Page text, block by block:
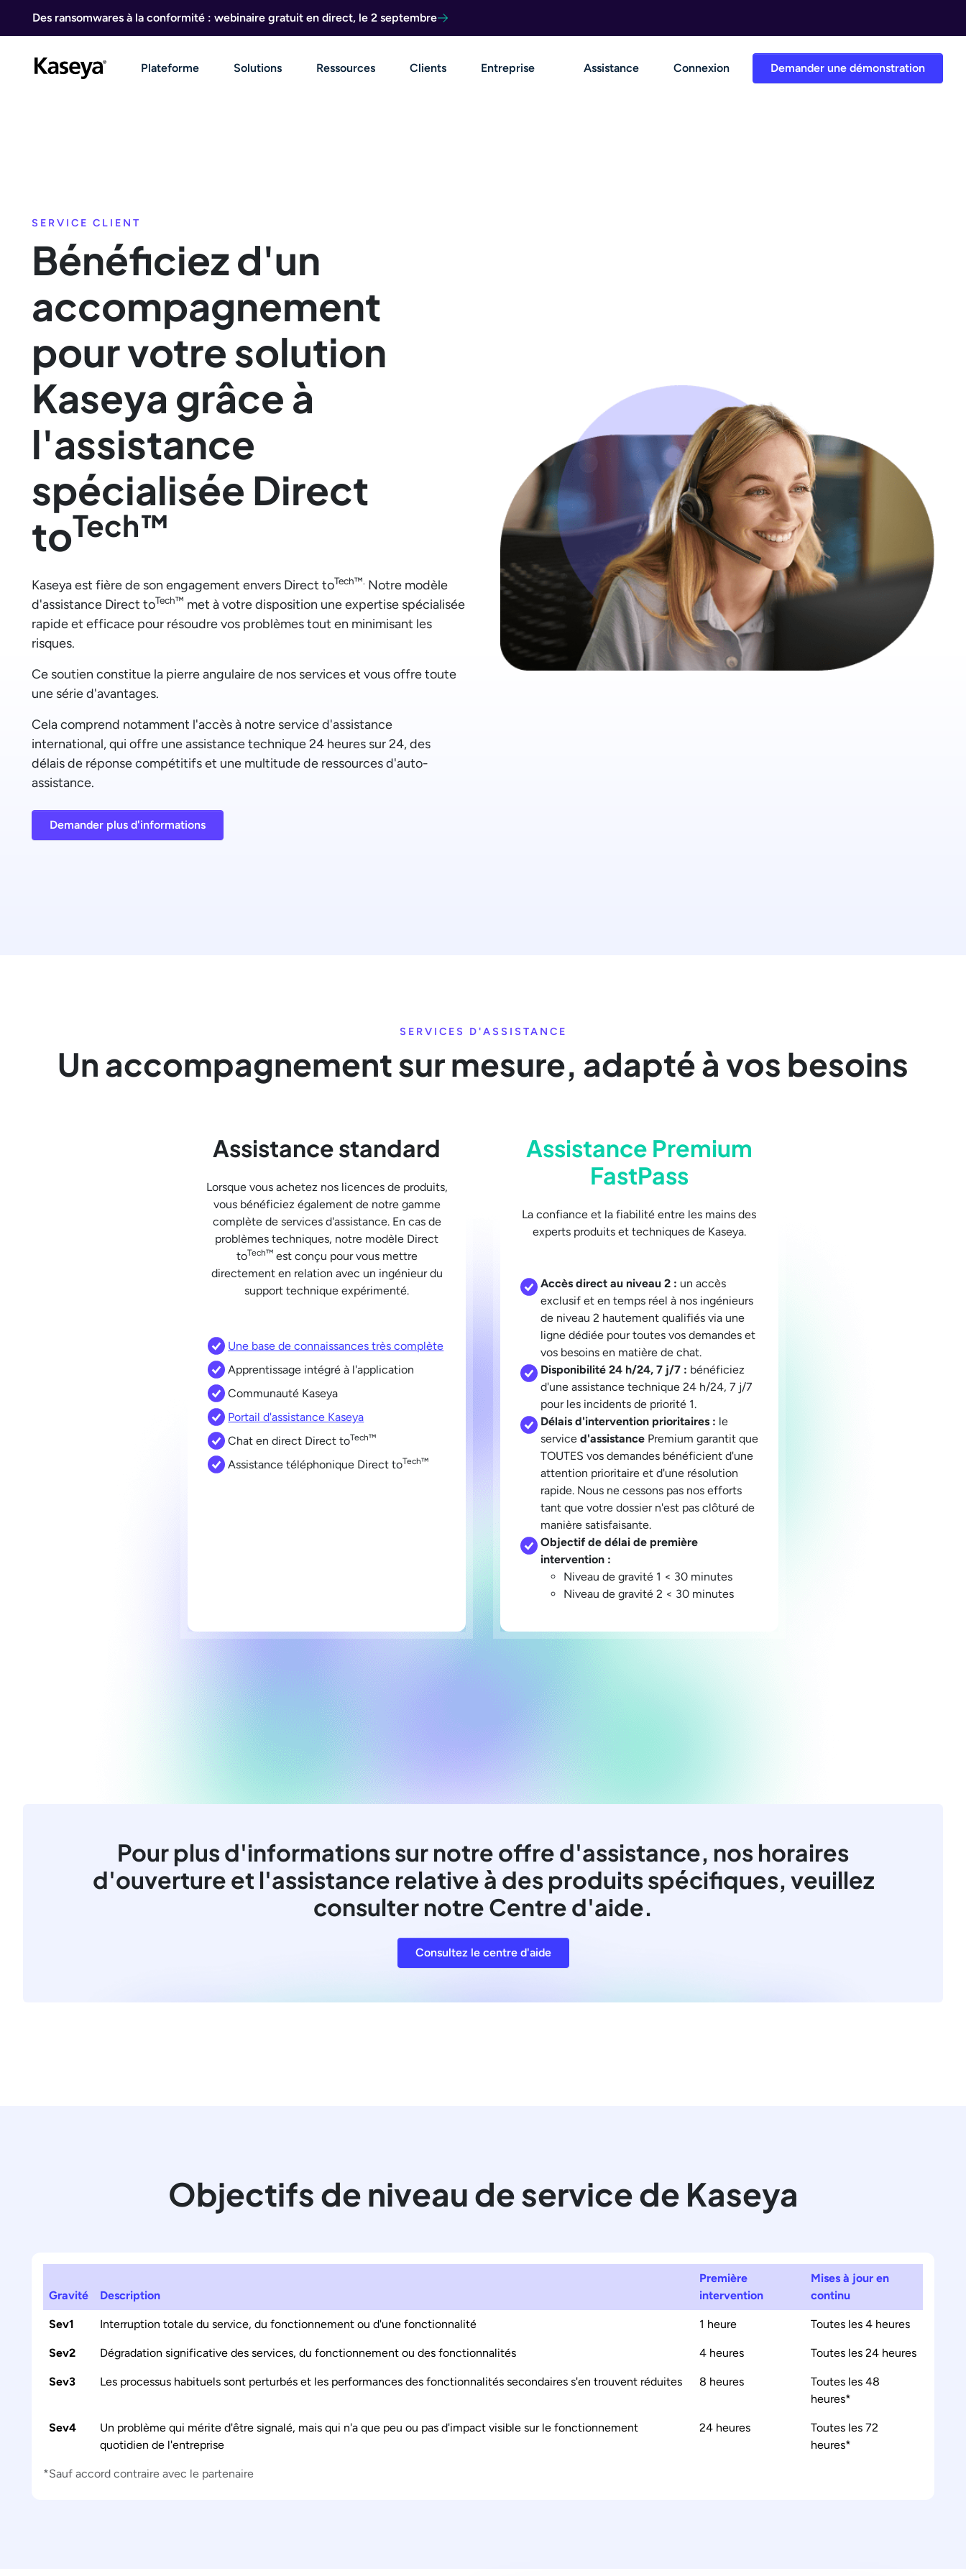
Des ransomwares à la conformité : webinaire gratuit en direct, le 2 septembre
Demander une démonstration
Plateforme Solutions Ressources Clients Entreprise Assistance Connexion
SERVICE CLIENT
Bénéficiez d'un
accompagnement
pour votre solution
Kaseya grâce à
l'assistance
spécialisée Direct
toTech™
Kaseya est fière de son engagement envers Direct toTech™. Notre modèle
d'assistance Direct toTech™ met à votre disposition une expertise spécialisée
rapide et efficace pour résoudre vos problèmes tout en minimisant les
risques.
Ce soutien constitue la pierre angulaire de nos services et vous offre toute
une série d'avantages.
Cela comprend notamment l'accès à notre service d'assistance
international, qui offre une assistance technique 24 heures sur 24, des
délais de réponse compétitifs et une multitude de ressources d'auto-
assistance.
Demander plus d'informations
SERVICES D'ASSISTANCE
Un accompagnement sur mesure, adapté à vos besoins
Assistance standard
Lorsque vous achetez nos licences de produits,
vous bénéficiez également de notre gamme
complète de services d'assistance. En cas de
problèmes techniques, notre modèle Direct
toTech™est conçu pour vous mettre
directement en relation avec un ingénieur du
support technique expérimenté.
Une base de connaissances très complète
Apprentissage intégré à l'application
Communauté Kaseya
Portail d'assistance Kaseya
Chat en direct Direct toTech™
Assistance téléphonique Direct toTech™
Assistance Premium
FastPass
La confiance et la fiabilité entre les mains des
experts produits et techniques de Kaseya.
Accès direct au niveau 2 : un accès
exclusif et en temps réel à nos ingénieurs
de niveau 2 hautement qualifiés via une
ligne dédiée pour toutes vos demandes et
vos besoins en matière de chat.
Disponibilité 24 h/24, 7 j/7 : bénéficiez
d'une assistance technique 24 h/24, 7 j/7
pour les incidents de priorité 1.
Délais d'intervention prioritaires : le
service d'assistance Premium garantit que
TOUTES vos demandes bénéficient d'une
attention prioritaire et d'une résolution
rapide. Nous ne cessons pas nos efforts
tant que votre dossier n'est pas clôturé de
manière satisfaisante.
Objectif de délai de première
intervention :
Niveau de gravité 1 < 30 minutes
Niveau de gravité 2 < 30 minutes
Pour plus d'informations sur notre offre d'assistance, nos horaires
d'ouverture et l'assistance relative à des produits spécifiques, veuillez
consulter notre Centre d'aide.
Consultez le centre d'aide
Objectifs de niveau de service de Kaseya
*Sauf accord contraire avec le partenaire
Gravité Description
Première
intervention
Mises à jour en
continu
Sev1 Interruption totale du service, du fonctionnement ou d'une fonctionnalité 1 heure Toutes les 4 heures
Sev2 Dégradation significative des services, du fonctionnement ou des fonctionnalités 4 heures Toutes les 24 heures
Sev3 Les processus habituels sont perturbés et les performances des fonctionnalités secondaires s'en trouvent réduites 8 heures
Toutes les 48
heures*
Sev4
Un problème qui mérite d'être signalé, mais qui n'a que peu ou pas d'impact visible sur le fonctionnement
quotidien de l'entreprise
24 heures
Toutes les 72
heures*